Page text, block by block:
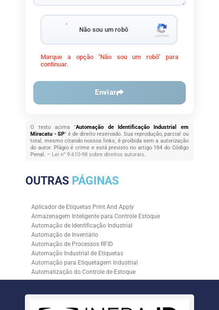
Não sou um robô
Marque a opção "Não sou um robô" para
continuar.
Enviar
O texto acima "Automação de Identificação Industrial em
Miracatu - SP" é de direito reservado. Sua reprodução, parcial ou
total, mesmo citando nossos links, é proibida sem a autorização
do autor. Plágio é crime e está previsto no artigo 184 do Código
Penal. – Lei n° 9.610-98 sobre direitos autorais.
OUTRAS PÁGINAS
Aplicador de Etiquetas Print And Apply
Armazenagem Inteligente para Controle Estoque
Automação de Identificação Industrial
Automação de Inventário
Automação de Processos RFID
Automação Industrial de Etiquetas
Automação para Etiquetagem Industrial
Automatização do Controle de Estoque
Controle de Estoque com RFID